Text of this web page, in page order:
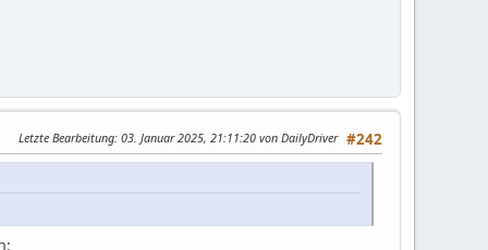
#242
Letzte Bearbeitung: 03. Januar 2025, 21:11:20 von DailyDriver